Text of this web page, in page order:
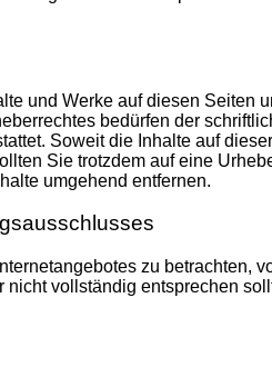
und Werke auf diesen
bedürfen der
Soweit die Inhalte auf
Sie trotzdem auf eine
umgehend entfernen.
zu betrachten,
vollständig entsprechen